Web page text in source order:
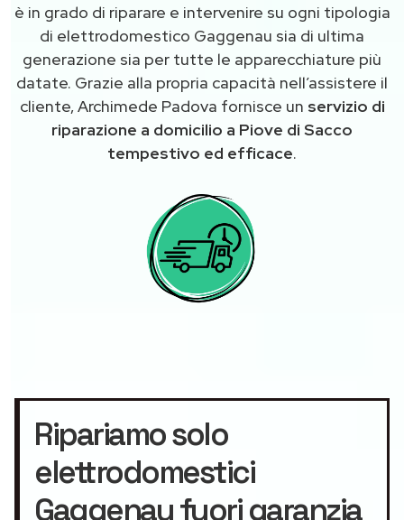
è in grado di riparare e intervenire su ogni tipologia
di elettrodomestico Gaggenau sia di ultima
generazione sia per tutte le apparecchiature più
datate. Grazie alla propria capacità nell’assistere il
cliente, Archimede Padova fornisce un servizio di
riparazione a domicilio a Piove di Sacco
tempestivo ed efficace.
Ripariamo solo
elettrodomestici
Gaggenau fuori garanzia